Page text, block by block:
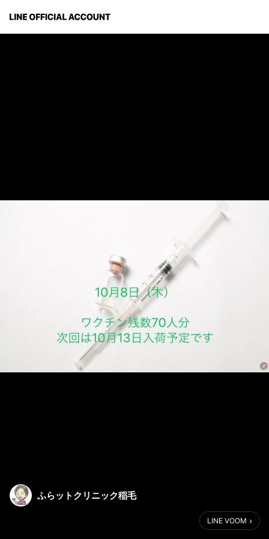
ふらットクリニック稲毛
LINE VOOM